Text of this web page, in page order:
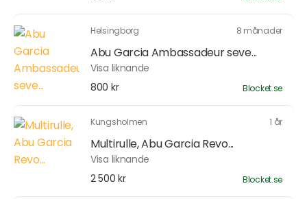
Helsingborg 8 månader
Abu Garcia Ambassadeur seve...
Visa liknande
800 kr
Blocket.se
Kungsholmen 1 år
Multirulle, Abu Garcia Revo...
Visa liknande
2 500 kr
Blocket.se